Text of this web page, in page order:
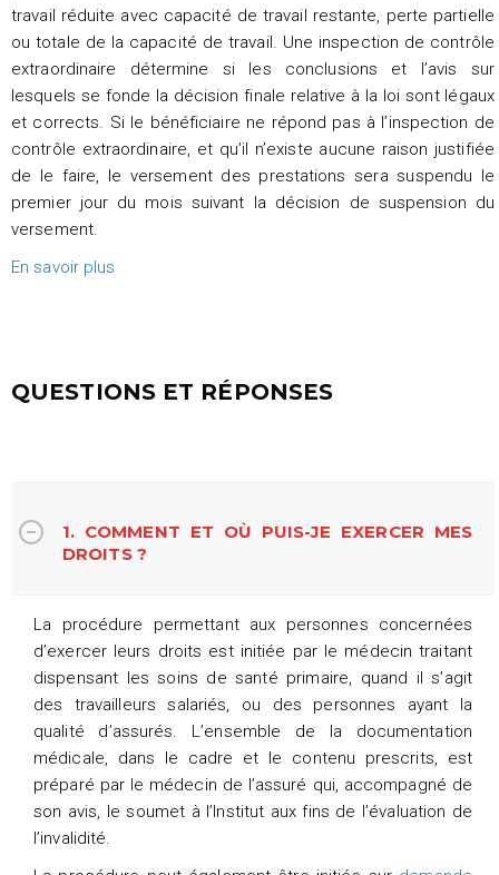
travail réduite avec capacité de travail restante, perte partielle
ou totale de la capacité de travail. Une inspection de contrôle
extraordinaire détermine si les conclusions et l’avis sur
lesquels se fonde la décision finale relative à la loi sont légaux
et corrects. Si le bénéficiaire ne répond pas à l’inspection de
contrôle extraordinaire, et qu’il n’existe aucune raison justifiée
de le faire, le versement des prestations sera suspendu le
premier jour du mois suivant la décision de suspension du
versement.
En savoir plus
QUESTIONS ET RÉPONSES
1. COMMENT ET OÙ PUIS-JE EXERCER MES
DROITS ?
La procédure permettant aux personnes concernées
d’exercer leurs droits est initiée par le médecin traitant
dispensant les soins de santé primaire, quand il s’agit
des travailleurs salariés, ou des personnes ayant la
qualité d’assurés. L’ensemble de la documentation
médicale, dans le cadre et le contenu prescrits, est
préparé par le médecin de l’assuré qui, accompagné de
son avis, le soumet à l’Institut aux fins de l’évaluation de
l’invalidité.